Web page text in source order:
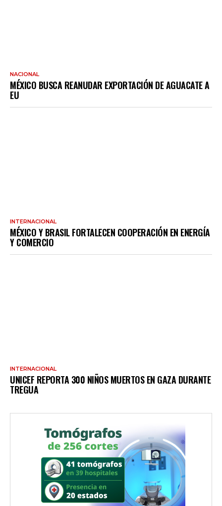
NACIONAL
MÉXICO BUSCA REANUDAR EXPORTACIÓN DE AGUACATE A
EU
INTERNACIONAL
MÉXICO Y BRASIL FORTALECEN COOPERACIÓN EN ENERGÍA
Y COMERCIO
INTERNACIONAL
UNICEF REPORTA 300 NIÑOS MUERTOS EN GAZA DURANTE
TREGUA